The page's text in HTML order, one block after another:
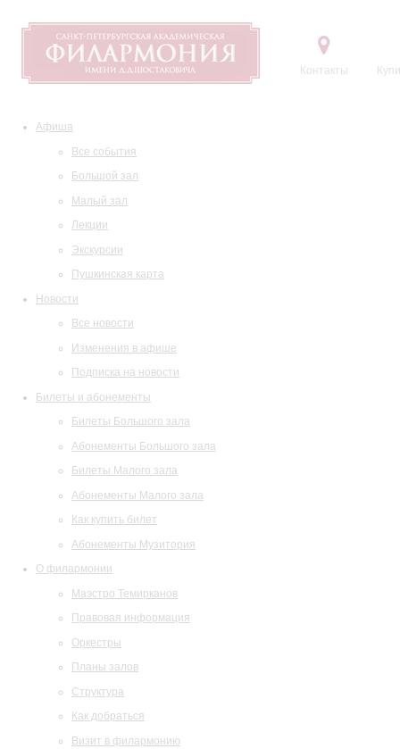
Контакты
Афиша
Все события
Большой зал
Малый зал
Лекции
Экскурсии
Пушкинская карта
Новости
Все новости
Изменения в афише
Подписка на новости
Билеты и абонементы
Билеты Большого зала
Абонементы Большого зала
Билеты Малого зала
Абонементы Малого зала
Как купить билет
Абонементы Музитория
О филармонии
Маэстро Темирканов
Правовая информация
Оркестры
Планы залов
Структура
Как добраться
Визит в филармонию